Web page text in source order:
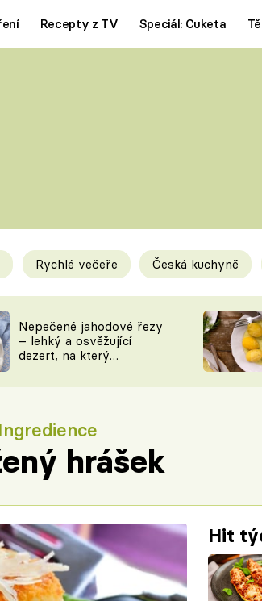
Recepty z TV Speciál: Cuketa
triky
JÍDLEM
Novinky
ŠÉFREDAKTORKY
Rychlé večeře Česká kuchyně
Nepečené jahodové řezy
– lehký a osvěžující
dezert, na který
Ingredience
hrášek
Hit